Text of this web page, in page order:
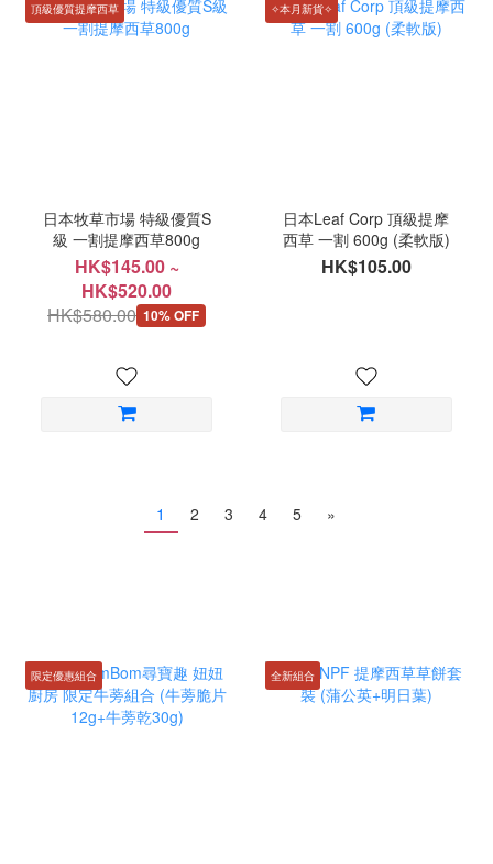
頂級優質提摩西草
日本牧草市場 特級優質S
級 一割提摩西草800g
HK$145.00 ~
HK$520.00
HK$580.00 10% OFF
✧本月新貨✧
日本Leaf Corp 頂級提摩
西草 一割 600g (柔軟版)
HK$105.00
1 2 3 4 5 »
限定優惠組合 全新組合